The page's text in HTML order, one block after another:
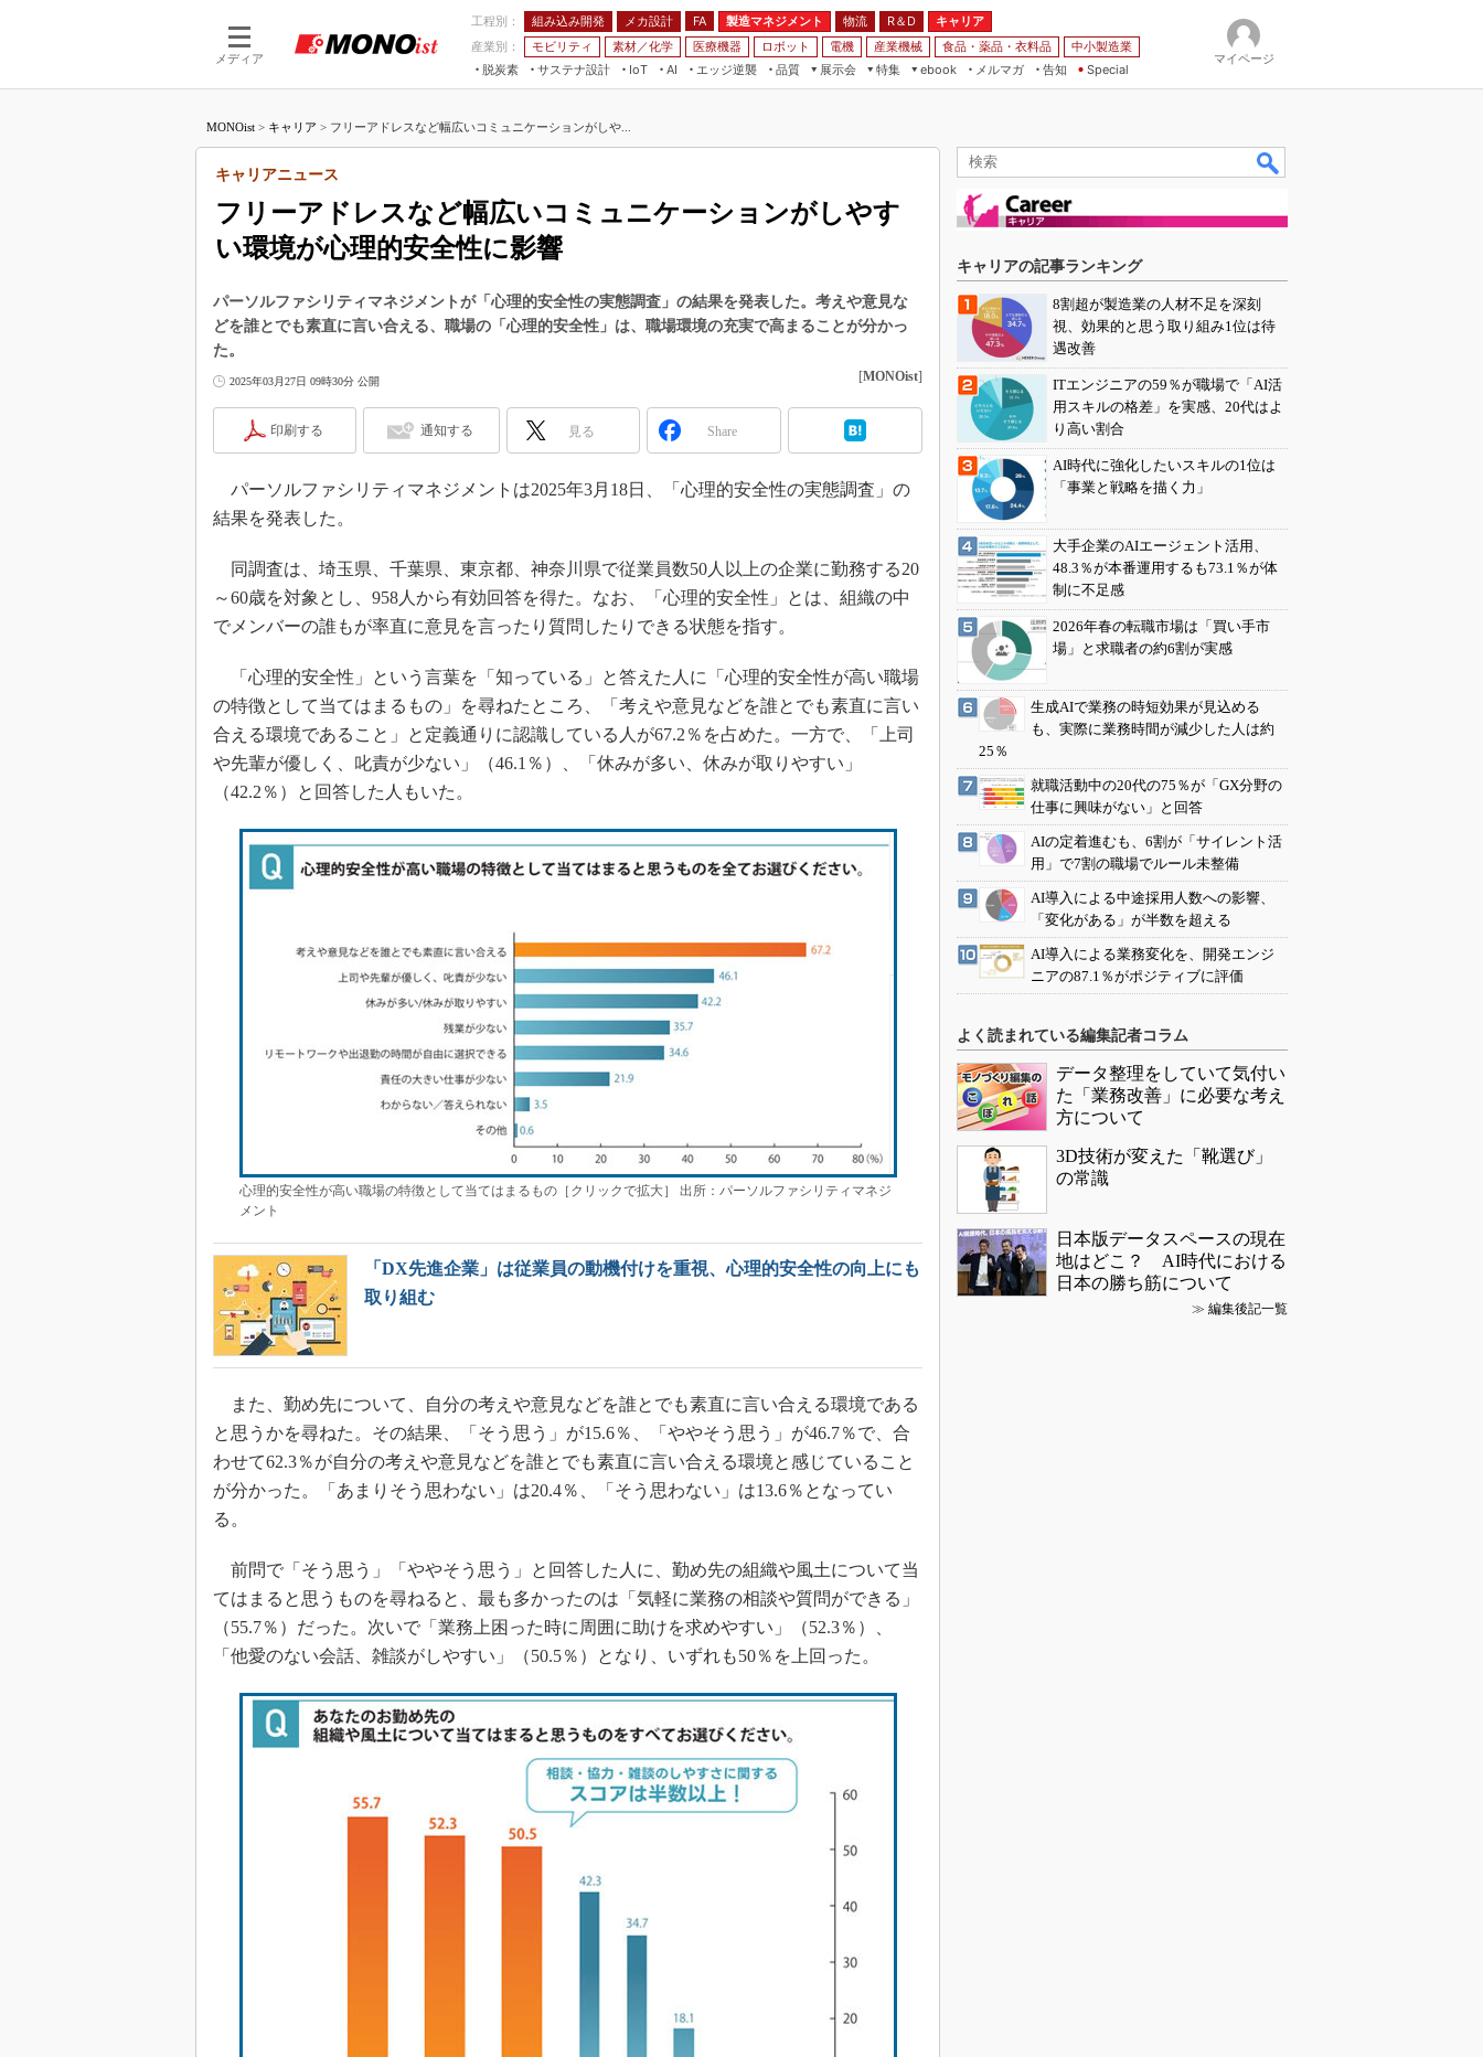
メディア
工程別： 組み込み開発 メカ設計 FA 製造マネジメント 物流 R＆D
キャリア
産業別：
モビリティ 素材／化学 医療機器 ロボット 電機 産業機械 食品・薬品・衣料品
中小製造業
脱炭素
サステナ設計
IoT
つながる工場
AI
AI×設備保全
エッジ逆襲 品質
展示会
JIMTOF
IIFES
TECHNO-FRONTIER
EdgeTech+
日本ものづくりワールド
AUTOMOTIVE WORLD
特集
組み込み画像技術
組み込みモデリング
ISO26262
3Dプリンタ
S＆OP
インダストリー4.0
イノベーション
製造業ビッグデータ
メイドインジャパン
植物工場
知財マネジメント
グローバル設計・開発
制御セキュリティ
ebook
メルマガ
告知 Special
マイページ
MONOist > キャリア > フリーアドレスなど幅広いコミュニケーションがしや...
フリーアドレスなど幅広いコミュニケーションがしやす
い環境が心理的安全性に影響
キャリアニュース
パーソルファシリティマネジメントが「心理的安全性の実態調査」の結果を発表した。考えや意見な
どを誰とでも素直に言い合える、職場の「心理的安全性」は、職場環境の充実で高まることが分かっ
た。
2025年03月27日 09時30分 公開 [MONOist]
印刷する 通知する 見る Share
パーソルファシリティマネジメントは2025年3月18日、「心理的安全性の実態調査」の
結果を発表した。
同調査は、埼玉県、千葉県、東京都、神奈川県で従業員数50人以上の企業に勤務する20
～60歳を対象とし、958人から有効回答を得た。なお、「心理的安全性」とは、組織の中
でメンバーの誰もが率直に意見を言ったり質問したりできる状態を指す。
「心理的安全性」という言葉を「知っている」と答えた人に「心理的安全性が高い職場
の特徴として当てはまるもの」を尋ねたところ、「考えや意見などを誰とでも素直に言い
合える環境であること」と定義通りに認識している人が67.2％を占めた。一方で、「上司
や先輩が優しく、叱責が少ない」（46.1％）、「休みが多い、休みが取りやすい」
（42.2％）と回答した人もいた。
心理的安全性が高い職場の特徴として当てはまるもの［クリックで拡大］ 出所：パーソルファシリティマネジ
メント
「DX先進企業」は従業員の動機付けを重視、心理的安全性の向上にも
取り組む
また、勤め先について、自分の考えや意見などを誰とでも素直に言い合える環境である
と思うかを尋ねた。その結果、「そう思う」が15.6％、「ややそう思う」が46.7％で、合
わせて62.3％が自分の考えや意見などを誰とでも素直に言い合える環境と感じていること
が分かった。「あまりそう思わない」は20.4％、「そう思わない」は13.6％となってい
る。
前問で「そう思う」「ややそう思う」と回答した人に、勤め先の組織や風土について当
てはまると思うものを尋ねると、最も多かったのは「気軽に業務の相談や質問ができる」
（55.7％）だった。次いで「業務上困った時に周囲に助けを求めやすい」（52.3％）、
「他愛のない会話、雑談がしやすい」（50.5％）となり、いずれも50％を上回った。
キャリアの記事ランキング
8割超が製造業の人材不足を深刻
視、効果的と思う取り組み1位は待
遇改善
ITエンジニアの59％が職場で「AI活
用スキルの格差」を実感、20代はよ
り高い割合
AI時代に強化したいスキルの1位は
「事業と戦略を描く力」
大手企業のAIエージェント活用、
48.3％が本番運用するも73.1％が体
制に不足感
2026年春の転職市場は「買い手市
場」と求職者の約6割が実感
生成AIで業務の時短効果が見込める
も、実際に業務時間が減少した人は約
25％
就職活動中の20代の75％が「GX分野の
仕事に興味がない」と回答
AIの定着進むも、6割が「サイレント活
用」で7割の職場でルール未整備
AI導入による中途採用人数への影響、
「変化がある」が半数を超える
AI導入による業務変化を、開発エンジ
ニアの87.1％がポジティブに評価
よく読まれている編集記者コラム
データ整理をしていて気付い
た「業務改善」に必要な考え
方について
3D技術が変えた「靴選び」
の常識
日本版データスペースの現在
地はどこ？ AI時代における
日本の勝ち筋について
≫ 編集後記一覧